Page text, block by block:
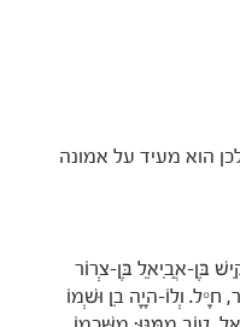
הוא מעיד על אמונה
בֶּן-אֲבִיאֵל בֶּן-צְרוֹר
חָיִל. וְלוֹ-הָיָה בֵן וּשְׁמוֹ